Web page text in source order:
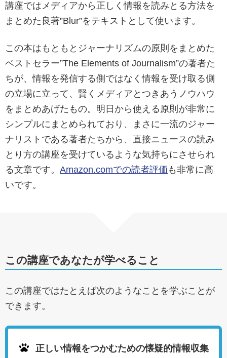
講座ではメディアから正しく情報を読みとる方法を
まとめた良著”Blur”をテキストとして使います。
この本はもともとジャーナリズムの原則をまとめた
ベストセラー”The Elements of Journalism”の著者た
ちが、情報を発信する側ではなく情報を受け取る側
の立場に立って、賢くメディアとつきあうノウハウ
をまとめあげたもの。明日から使える原則が非常に
シンプルにまとめられており、まさに一流のジャー
ナリストである著者たちから、直接ニュースの読み
とり方の講座を受けているような気持ちにさせられ
る文章です。 Amazon.comでの読者評価 も非常に高
いです。
この講座であなたが学べること
この講座ではたとえば次のようなことを学ぶことが
できます。
正しい情報をつかむための懐疑的情報収集